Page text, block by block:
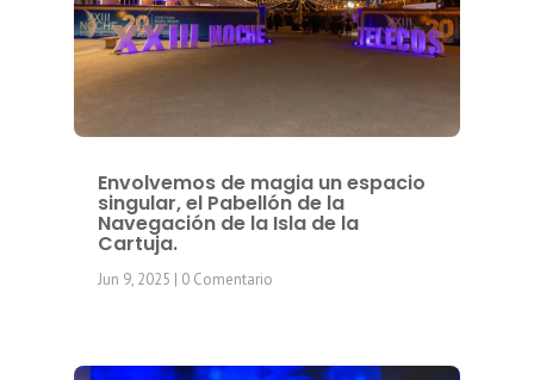
Envolvemos de magia un espacio
singular, el Pabellón de la
Navegación de la Isla de la
Cartuja.
Jun 9, 2025 | 0 Comentario